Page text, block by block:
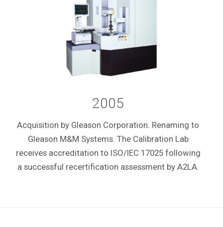
2005
Acquisition by Gleason Corporation. Renaming to
Gleason M&M Systems. The Calibration Lab
receives accreditation to ISO/IEC 17025 following
a successful recertification assessment by A2LA.